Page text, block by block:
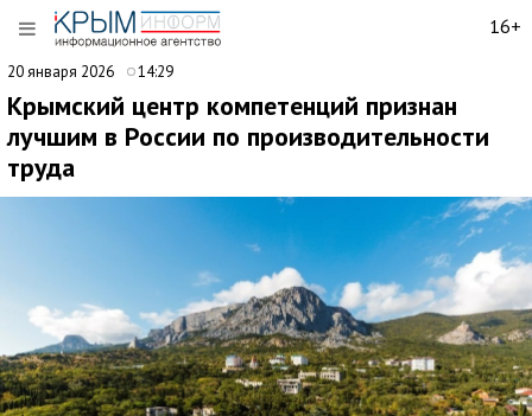
16+
20 января 2026 14:29
Крымский центр компетенций признан
лучшим в России по производительности
труда